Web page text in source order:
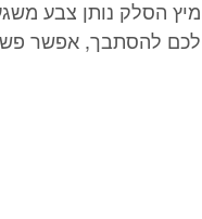
מיץ הסלק נותן צבע
לכם להסתבך, אפשר